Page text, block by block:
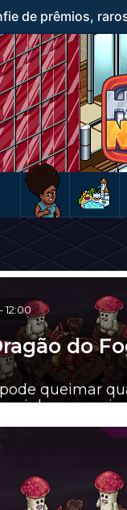
de prêmios,
-12:00
do
queimar
num